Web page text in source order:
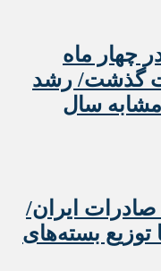
چهار ماه
از ۱۴.۵ همت گذشت/ رشد
سال
صادرات ایران/
توزیع بسته‌های